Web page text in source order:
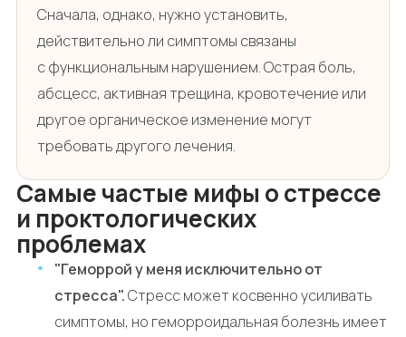
Сначала, однако, нужно установить,
действительно ли симптомы связаны
с функциональным нарушением. Острая боль,
абсцесс, активная трещина, кровотечение или
другое органическое изменение могут
требовать другого лечения.
Самые частые мифы о стрессе
и проктологических
проблемах
"Геморрой у меня исключительно от
стресса".Стресс может косвенно усиливать
симптомы, но геморроидальная болезнь имеет